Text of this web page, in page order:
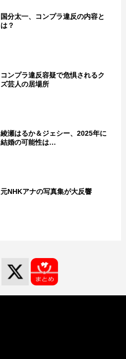
国分太一、コンプラ違反の内容と
は？
コンプラ違反容疑で危惧されるク
ズ芸人の居場所
綾瀬はるか＆ジェシー、2025年に
結婚の可能性は…
元NHKアナの写真集が大反響